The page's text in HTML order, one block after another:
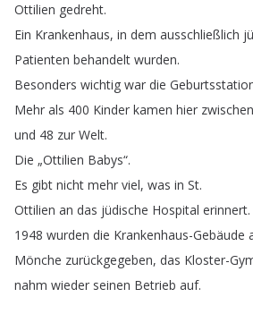
Ottilien gedreht.
Ein Krankenhaus, in dem ausschließlich
Patienten behandelt wurden.
Besonders wichtig war die
Mehr als 400 Kinder kamen hier zwischen
und 48 zur Welt.
Die „Ottilien Babys“.
Es gibt nicht mehr viel, was in St.
Ottilien an das jüdische Hospital erinnert.
1948 wurden die Krankenhaus-Gebäude
Mönche zurückgegeben, das Kloster-
nahm wieder seinen Betrieb auf.